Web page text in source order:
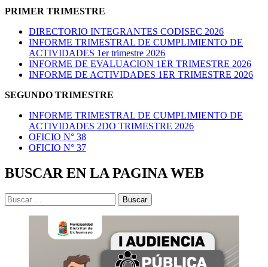
PRIMER TRIMESTRE
DIRECTORIO INTEGRANTES CODISEC 2026
INFORME TRIMESTRAL DE CUMPLIMIENTO DE
ACTIVIDADES 1er trimestre 2026
INFORME DE EVALUACION 1ER TRIMESTRE 2026
INFORME DE ACTIVIDADES 1ER TRIMESTRE 2026
SEGUNDO TRIMESTRE
INFORME TRIMESTRAL DE CUMPLIMIENTO DE
ACTIVIDADES 2DO TRIMESTRE 2026
OFICIO N° 38
OFICIO N° 37
BUSCAR EN LA PAGINA WEB
Buscar: